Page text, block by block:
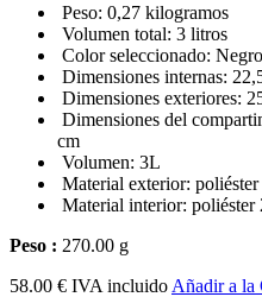
Peso: 0,27 kilogramos
Volumen total: 3 litros
Color seleccionado: Negro
Dimensiones internas:
Dimensiones exteriores:
Dimensiones del
cm
Volumen: 3L
Material exterior:
Material interior: poliéster
Peso : 270.00 g
58.00 € IVA incluido Añadir a la